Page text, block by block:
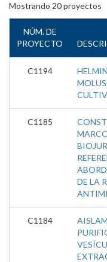
Mostrando 20proyectos
NÚM. DE
PROYECTO
C1194
C1185
DE LA
C1184